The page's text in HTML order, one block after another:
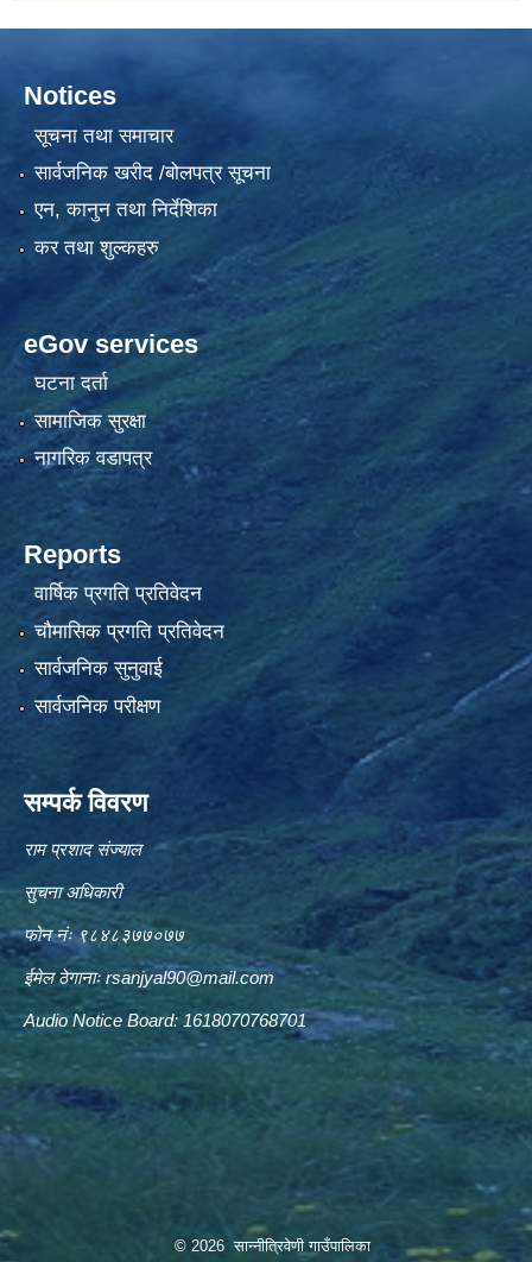
Notices
सूचना तथा समाचार
सार्वजनिक खरीद /बोलपत्र सूचना
एन, कानुन तथा निर्देशिका
कर तथा शुल्कहरु
eGov services
घटना दर्ता
सामाजिक सुरक्षा
नागरिक वडापत्र
Reports
वार्षिक प्रगति प्रतिवेदन
चौमासिक प्रगति प्रतिवेदन
सार्वजनिक सुनुवाई
सार्वजनिक परीक्षण
सम्पर्क विवरण
राम प्रशाद संज्याल
सुचना अधिकारी
फोन नंः ९८४८३७७०७७
ईमेल ठेगानाःrsanjyal90@mail.com
Audio Notice Board: 1618070768701
© 2026 सान्नीत्रिवेणी गाउँपालिका